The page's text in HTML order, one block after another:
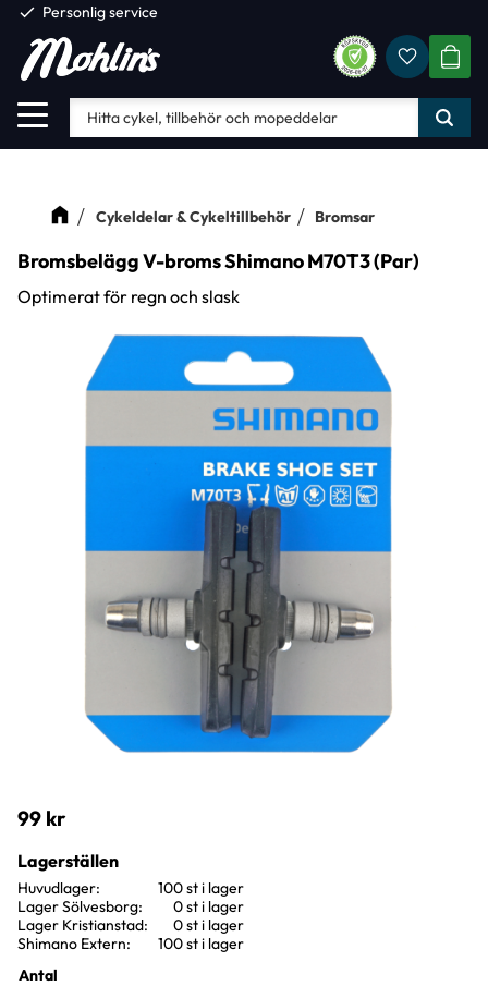
Meny
check Personlig service
Cykeldelar & Cykeltillbehör Bromsar
Bromsbelägg V-broms Shimano M70T3 (Par)
Optimerat för regn och slask
99 kr
Antal
Lagerställen
Huvudlager
100 st i lager
Lager Sölvesborg
0 st i lager
Lager Kristianstad
0 st i lager
Shimano Extern
100 st i lager